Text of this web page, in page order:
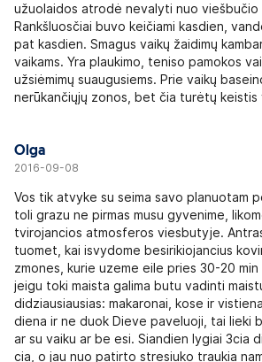
užuolaidos atrodė nevalyti nuo viešbučio
Rankšluosčiai buvo keičiami kasdien,
pat kasdien. Smagus vaikų žaidimų
vaikams. Yra plaukimo, teniso pamokos
užsiėmimų suaugusiems. Prie vaikų
nerūkančiųjų zonos, bet čia turėtų keistis
Olga
2016-09-08
Vos tik atvyke su seima savo planuotam
toli grazu ne pirmas musu gyvenime,
tvirojancios atmosferos viesbutyje.
tuomet, kai isvydome besirikiojancius
zmones, kurie uzeme eile pries 30-20 min
jeigu toki maista galima butu vadinti
didziausiausias: makaronai, kose ir
diena ir ne duok Dieve paveluoji, tai lieki
ar su vaiku ar be esi. Siandien lygiai 3cia
cia, o jau nuo patirto stresiuko traukia